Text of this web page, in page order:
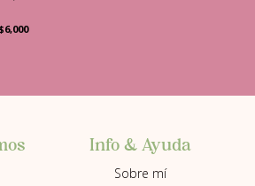
Info & Ayuda
Sobre mí